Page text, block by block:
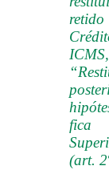
fica
(art.